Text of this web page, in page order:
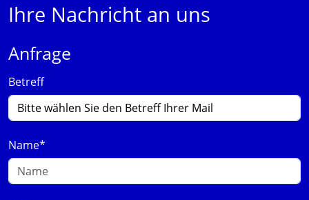
Ihre Nachricht an uns
Anfrage
Betreff
Name*